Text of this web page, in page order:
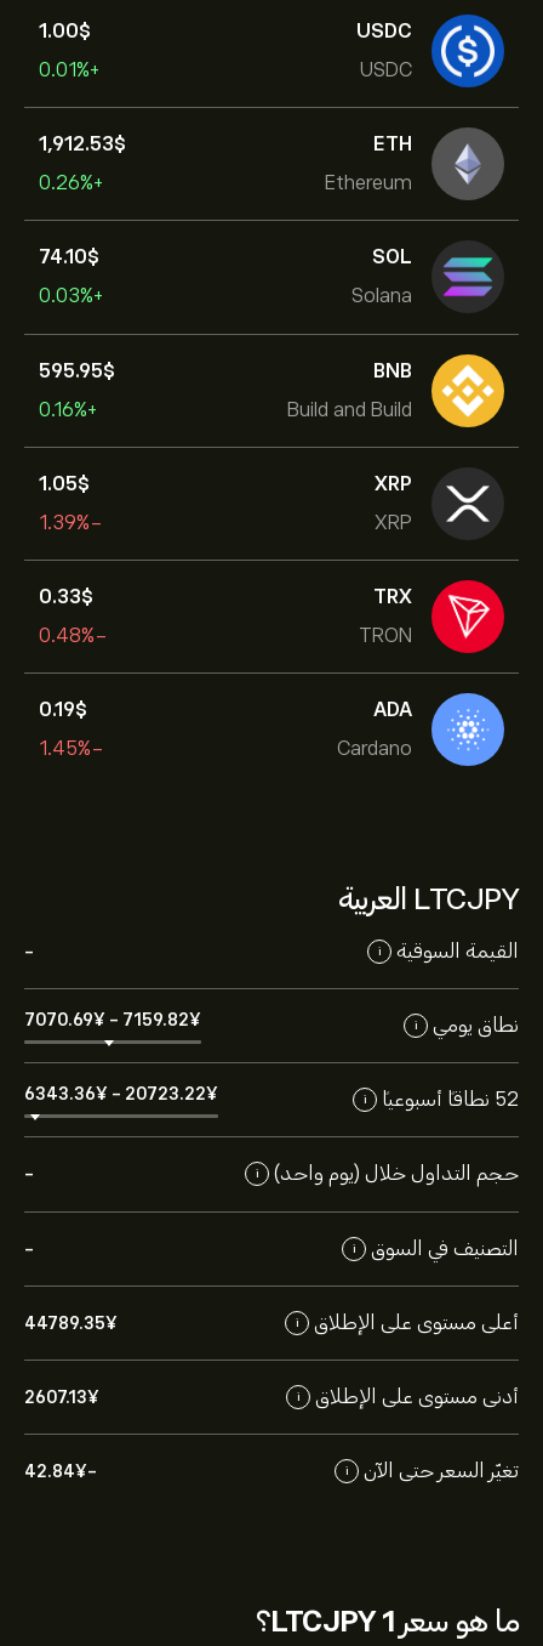
USDC
USDC
1.00‎$‎
+0.01%
ETH
Ethereum
1,912.53‎$‎
+0.26%
SOL
Solana
74.10‎$‎
+0.03%
BNB
Build and Build
595.95‎$‎
+0.16%
XRP
XRP
1.05‎$‎
-1.39%
TRX
TRON
0.33‎$‎
-0.48%
ADA
Cardano
0.19‎$‎
-1.45%
ما هو سعر 1 LTCJPY ؟
LTCJPY العربية
القيمة السوقية i
-
نطاق يومي i
7070.69‎¥‎ - 7159.82‎¥‎
52 نطاقاً أسبوعياً i
6343.36‎¥‎ - 20723.22‎¥‎
حجم التداول خلال (يوم واحد) i
-
التصنيف في السوق i
-
أعلى مستوى على الإطلاق i
44789.35‎¥‎
أدنى مستوى على الإطلاق i
2607.13‎¥‎
تغيّر السعر حتى الآن i
-42.84‎¥‎